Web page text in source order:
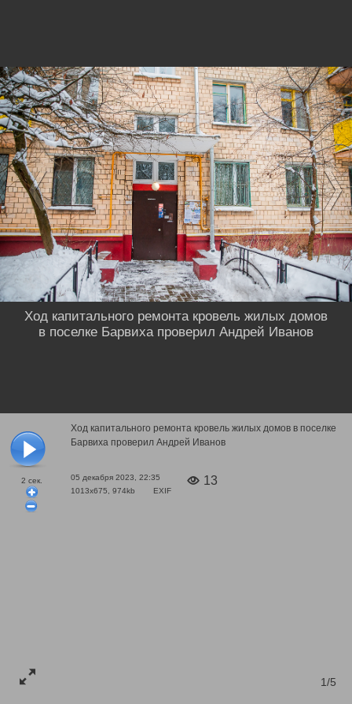
2 сек.
Ход капитального ремонта кровель жилых домов в поселке
Барвиха проверил Андрей Иванов
05 декабря 2023, 22:35
1013x675, 974kb
EXIF
13
1/5
Ход капитального ремонта кровель жилых домов
в поселке Барвиха проверил Андрей Иванов